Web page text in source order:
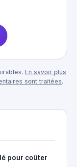
En savoir plus
sont traitées.
pour coûter